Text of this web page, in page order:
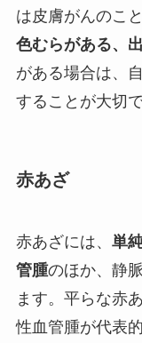
は皮膚がんのこ
色むらがある、
がある場合は、
することが大切で
赤あざ
赤あざには、 単
管腫のほか、静
ます。平らな赤
性血管腫が代表